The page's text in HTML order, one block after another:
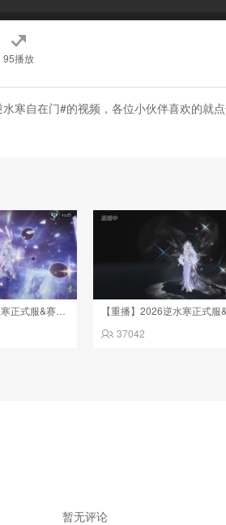
95播放
寒自在门#的视频，各位小伙伴喜欢的就
37042
暂无评论